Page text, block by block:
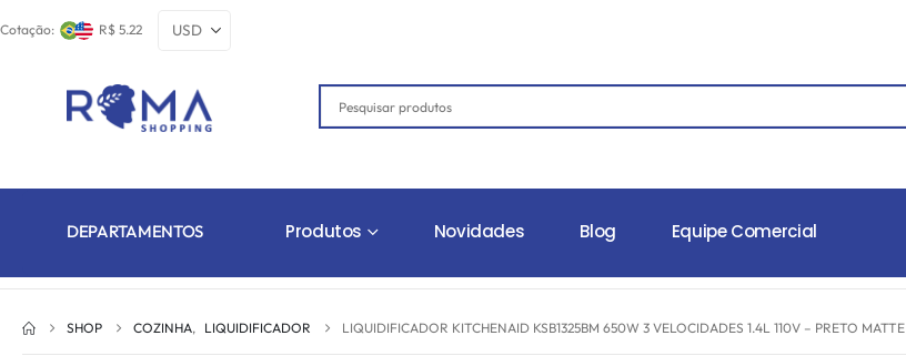
Cotação: R$ 5.22
DEPARTAMENTOS Produtos Novidades Blog Equipe Comercial
SHOP COZINHA, LIQUIDIFICADOR LIQUIDIFICADOR KITCHENAID KSB1325BM 650W 3 VELOCIDADES 1.4L 110V – PRETO MATTE